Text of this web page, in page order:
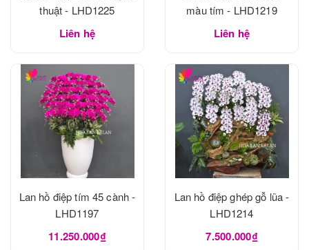
thuật - LHD1225
Liên hệ
màu tím - LHD1219
Liên hệ
Lan hồ điệp tím 45 cành -
LHD1197
11.250.000₫
Lan hồ điệp ghép gỗ lũa -
LHD1214
7.500.000₫